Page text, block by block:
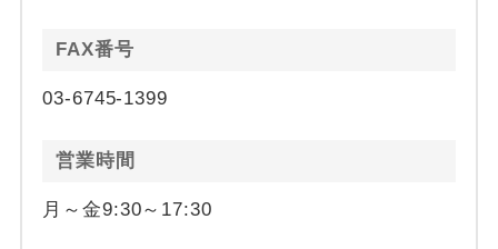
FAX番号
03-6745-1399
営業時間
月～金9:30～17:30